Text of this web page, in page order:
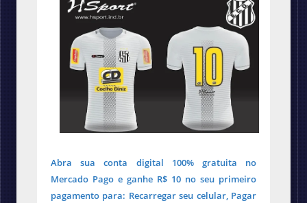
Abra sua conta digital 100% gratuita no
Mercado Pago e ganhe R$ 10 no seu primeiro
pagamento para: Recarregar seu celular, Pagar